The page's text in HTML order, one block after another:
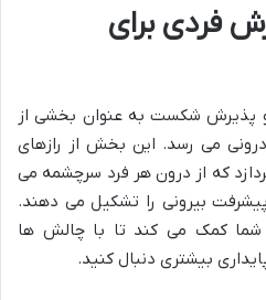
فردی برای
پذیرش شکست به عنوان بخشی از
می رسد. این بخش از رازهای
که از درون هر فرد سرچشمه می
بیرونی را تشکیل می دهند.
شما کمک می کند تا با چالش ها
بیشتری دنبال کنید.